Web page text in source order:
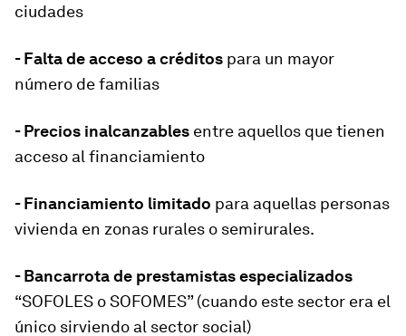
ciudades
- Falta de acceso a créditos para un mayor
número de familias
- Precios inalcanzables entre aquellos que tienen
acceso al financiamiento
- Financiamiento limitado para aquellas personas
vivienda en zonas rurales o semirurales.
- Bancarrota de prestamistas especializados
“SOFOLES o SOFOMES” (cuando este sector era el
único sirviendo al sector social)